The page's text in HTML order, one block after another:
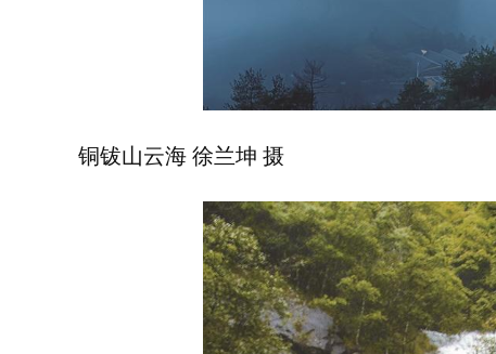
铜钹山云海 徐兰坤 摄